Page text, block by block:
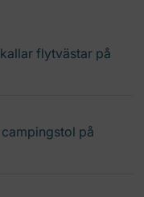
flytvästar på
på